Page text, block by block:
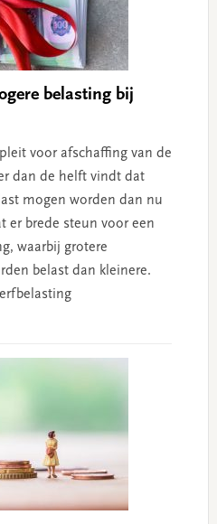
belasting bij
voor afschaffing van de
dan de helft vindt dat
mogen worden dan nu
er brede steun voor een
waarbij grotere
belast dan kleinere.